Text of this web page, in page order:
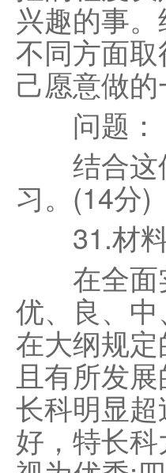
兴趣的事
不同方面
己愿意做
问题：
结合这
习。(14分)
31.材
在全面
优、良、
在大纲规
且有所发
长科明显
好，特长